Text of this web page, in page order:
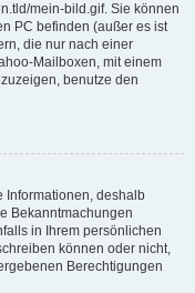
mein-bild.gif. Sie können
PC befinden (außer es ist
die nur nach einer
Mailboxen, mit einem
benutze den
Informationen, deshalb
Bekanntmachungen
in Ihrem persönlichen
können oder nicht,
Berechtigungen